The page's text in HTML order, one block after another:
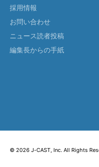
採用情報
お問い合わせ
ニュース読者投稿
編集長からの手紙
© 2026 J-CAST, Inc. All Rights